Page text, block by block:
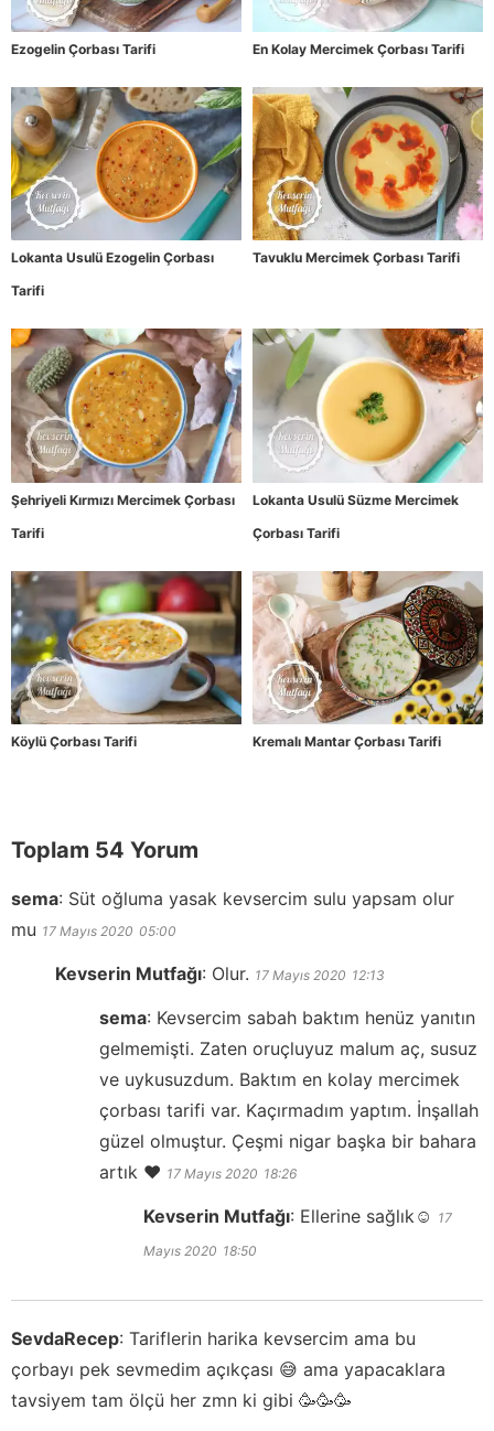
Ezogelin Çorbası Tarifi En Kolay Mercimek Çorbası Tarifi
Lokanta Usulü Ezogelin Çorbası
Tarifi
Tavuklu Mercimek Çorbası Tarifi
Şehriyeli Kırmızı Mercimek Çorbası
Tarifi
Lokanta Usulü Süzme Mercimek
Çorbası Tarifi
Köylü Çorbası Tarifi Kremalı Mantar Çorbası Tarifi
Toplam 54 Yorum
sema: Süt oğluma yasak kevsercim sulu yapsam olur
mu 17 Mayıs 2020 05:00
Kevserin Mutfağı: Olur. 17 Mayıs 2020 12:13
sema: Kevsercim sabah baktım henüz yanıtın
gelmemişti. Zaten oruçluyuz malum aç, susuz
ve uykusuzdum. Baktım en kolay mercimek
çorbası tarifi var. Kaçırmadım yaptım. İnşallah
güzel olmuştur. Çeşmi nigar başka bir bahara
artık ❤️ 17 Mayıs 2020 18:26
Kevserin Mutfağı: Ellerine sağlık☺️ 17
Mayıs 2020 18:50
SevdaRecep: Tariflerin harika kevsercim ama bu
çorbayı pek sevmedim açıkçası 😅 ama yapacaklara
tavsiyem tam ölçü her zmn ki gibi 🥳🥳🥳